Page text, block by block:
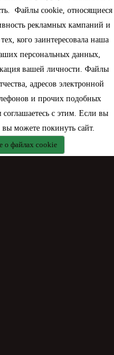
Файлы cookie, относящиеся
рекламных кампаний и
кого заинтересовала наша
персональных данных,
вашей личности. Файлы
адресов электронной
и прочих подобных
с этим. Если вы
можете покинуть сайт.
о файлах cookie